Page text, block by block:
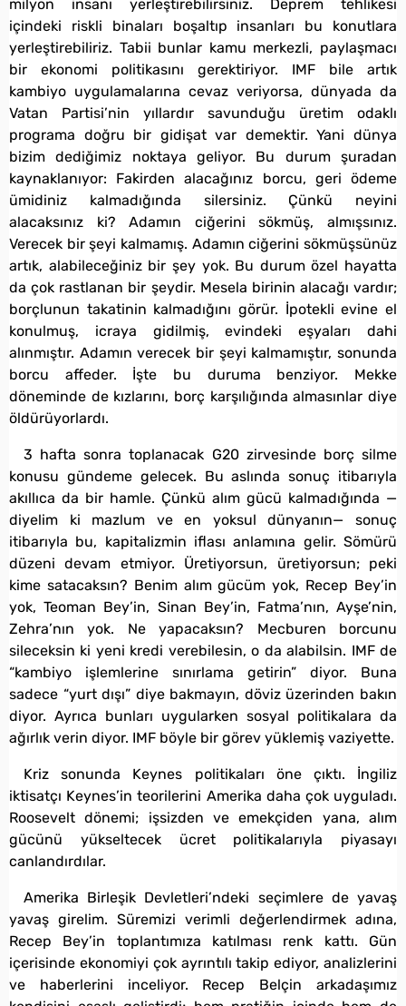
milyon insanı yerleştirebilirsiniz. Deprem tehlikesi
içindeki riskli binaları boşaltıp insanları bu konutlara
yerleştirebiliriz. Tabii bunlar kamu merkezli, paylaşmacı
bir ekonomi politikasını gerektiriyor. IMF bile artık
kambiyo uygulamalarına cevaz veriyorsa, dünyada da
Vatan Partisi’nin yıllardır savunduğu üretim odaklı
programa doğru bir gidişat var demektir. Yani dünya
bizim dediğimiz noktaya geliyor. Bu durum şuradan
kaynaklanıyor: Fakirden alacağınız borcu, geri ödeme
ümidiniz kalmadığında silersiniz. Çünkü neyini
alacaksınız ki? Adamın ciğerini sökmüş, almışsınız.
Verecek bir şeyi kalmamış. Adamın ciğerini sökmüşsünüz
artık, alabileceğiniz bir şey yok. Bu durum özel hayatta
da çok rastlanan bir şeydir. Mesela birinin alacağı vardır;
borçlunun takatinin kalmadığını görür. İpotekli evine el
konulmuş, icraya gidilmiş, evindeki eşyaları dahi
alınmıştır. Adamın verecek bir şeyi kalmamıştır, sonunda
borcu affeder. İşte bu duruma benziyor. Mekke
döneminde de kızlarını, borç karşılığında almasınlar diye
öldürüyorlardı.
3 hafta sonra toplanacak G20 zirvesinde borç silme
konusu gündeme gelecek. Bu aslında sonuç itibarıyla
akıllıca da bir hamle. Çünkü alım gücü kalmadığında —
diyelim ki mazlum ve en yoksul dünyanın— sonuç
itibarıyla bu, kapitalizmin iflası anlamına gelir. Sömürü
düzeni devam etmiyor. Üretiyorsun, üretiyorsun; peki
kime satacaksın? Benim alım gücüm yok, Recep Bey’in
yok, Teoman Bey’in, Sinan Bey’in, Fatma’nın, Ayşe’nin,
Zehra’nın yok. Ne yapacaksın? Mecburen borcunu
sileceksin ki yeni kredi verebilesin, o da alabilsin. IMF de
“kambiyo işlemlerine sınırlama getirin” diyor. Buna
sadece “yurt dışı” diye bakmayın, döviz üzerinden bakın
diyor. Ayrıca bunları uygularken sosyal politikalara da
ağırlık verin diyor. IMF böyle bir görev yüklemiş vaziyette.
Kriz sonunda Keynes politikaları öne çıktı. İngiliz
iktisatçı Keynes’in teorilerini Amerika daha çok uyguladı.
Roosevelt dönemi; işsizden ve emekçiden yana, alım
gücünü yükseltecek ücret politikalarıyla piyasayı
canlandırdılar.
Amerika Birleşik Devletleri’ndeki seçimlere de yavaş
yavaş girelim. Süremizi verimli değerlendirmek adına,
Recep Bey’in toplantımıza katılması renk kattı. Gün
içerisinde ekonomiyi çok ayrıntılı takip ediyor, analizlerini
ve haberlerini inceliyor. Recep Belçin arkadaşımız